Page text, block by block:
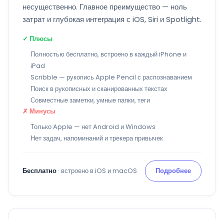
несущественно. Главное преимущество — ноль
затрат и глубокая интеграция с iOS, Siri и Spotlight.
✓ Плюсы
Полностью бесплатно, встроено в каждый iPhone и
iPad
Scribble — рукопись Apple Pencil с распознаванием
Поиск в рукописных и сканированных текстах
Совместные заметки, умные папки, теги
✗ Минусы
Только Apple — нет Android и Windows
Нет задач, напоминаний и трекера привычек
Бесплатно · встроено в iOS и macOS Подробнее